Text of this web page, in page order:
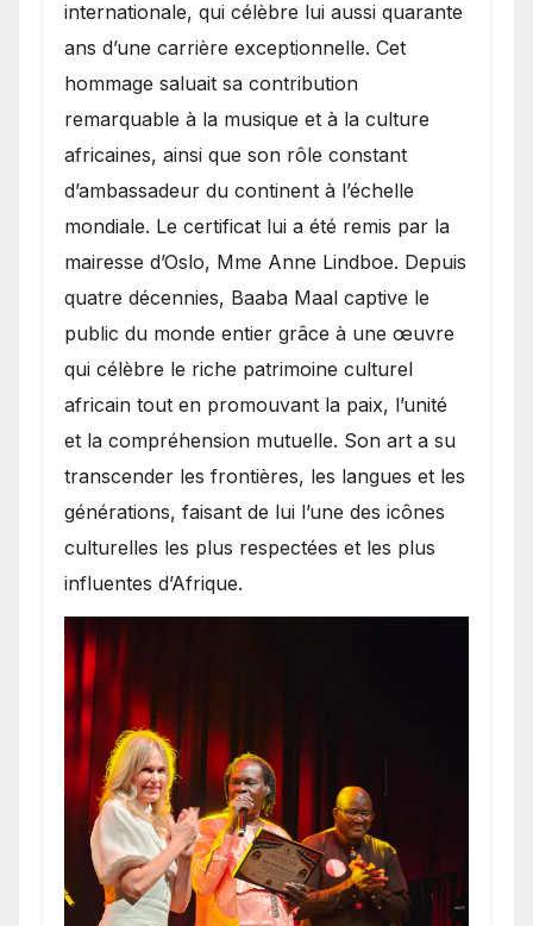
internationale, qui célèbre lui aussi quarante
ans d’une carrière exceptionnelle. Cet
hommage saluait sa contribution
remarquable à la musique et à la culture
africaines, ainsi que son rôle constant
d’ambassadeur du continent à l’échelle
mondiale. Le certificat lui a été remis par la
mairesse d’Oslo, Mme Anne Lindboe. Depuis
quatre décennies, Baaba Maal captive le
public du monde entier grâce à une œuvre
qui célèbre le riche patrimoine culturel
africain tout en promouvant la paix, l’unité
et la compréhension mutuelle. Son art a su
transcender les frontières, les langues et les
générations, faisant de lui l’une des icônes
culturelles les plus respectées et les plus
influentes d’Afrique.